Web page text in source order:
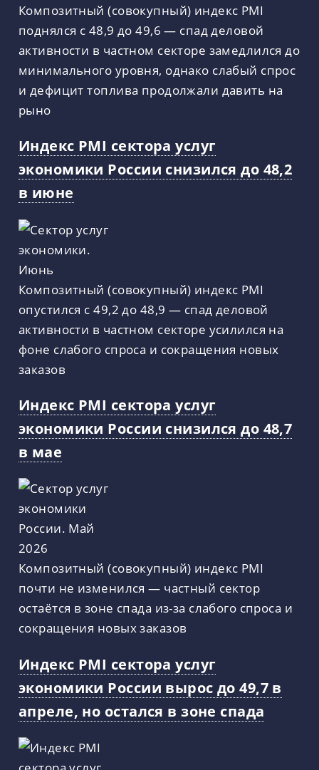
Композитный (совокупный) индекс PMI
поднялся с 48,9 до 49,6 — спад деловой
активности в частном секторе замедлился до
минимального уровня, однако слабый спрос
и дефицит топлива продолжали давить на
рыно
Индекс PMI сектора услуг
экономики России снизился до 48,2
в июне
Композитный (совокупный) индекс PMI
опустился с 49,2 до 48,9 — спад деловой
активности в частном секторе усилился на
фоне слабого спроса и сокращения новых
заказов
Индекс PMI сектора услуг
экономики России снизился до 48,7
в мае
Композитный (совокупный) индекс PMI
почти не изменился — частный сектор
остаётся в зоне спада из-за слабого спроса и
сокращения новых заказов
Индекс PMI сектора услуг
экономики России вырос до 49,7 в
апреле, но остался в зоне спада